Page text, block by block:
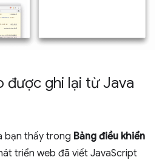
được ghi lại từ Java
bạn thấy trong Bảng điều khiển
triển web đã viết JavaScript